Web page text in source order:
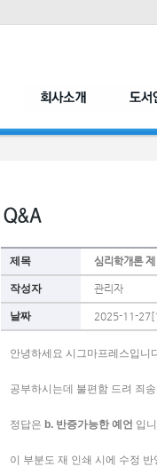
제목 심리학개론
작성자 관리자
날짜 2025-11-
안녕하세요 시그마프레스입니
공부하시는데 불편함 드려 죄
정답은 b. 반증가능한 예언 입
이 부분도 재 인쇄 시에 수정